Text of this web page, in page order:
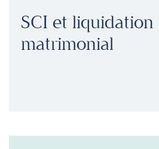
SCI et
matrimonial